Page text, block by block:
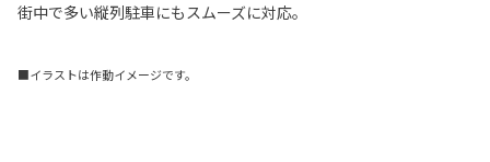
街中で多い縦列駐車にもスムーズに対応。
■イラストは作動イメージです。